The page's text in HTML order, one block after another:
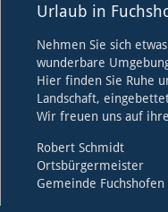
Urlaub in
Nehmen Sie sich
wunderbare
Hier finden Sie Ruhe
Landschaft,
Wir freuen uns auf
Robert Schmidt
Ortsbürgermeister
Gemeinde Fuchshofen